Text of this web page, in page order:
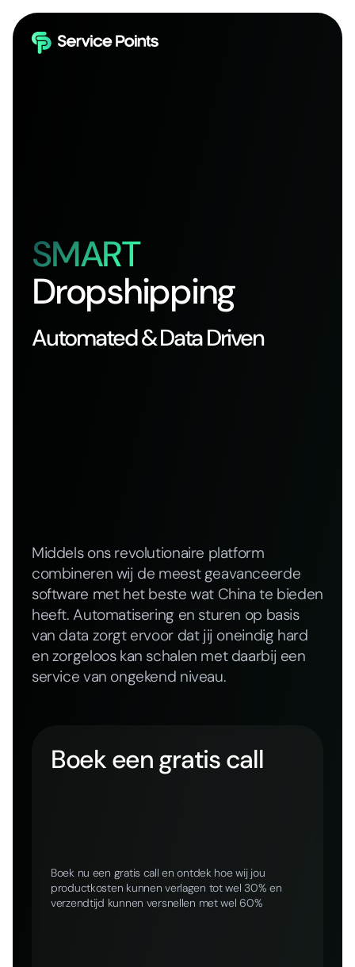
SMART
Dropshipping
Automated & Data Driven
Middels ons revolutionaire platform
combineren wij de meest geavanceerde
software met het beste wat China te bieden
heeft. Automatisering en sturen op basis
van data zorgt ervoor dat jij oneindig hard
en zorgeloos kan schalen met daarbij een
service van ongekend niveau.
Boek een gratis call
Boek nu een gratis call en ontdek hoe wij jou
productkosten kunnen verlagen tot wel 30% en
verzendtijd kunnen versnellen met wel 60%